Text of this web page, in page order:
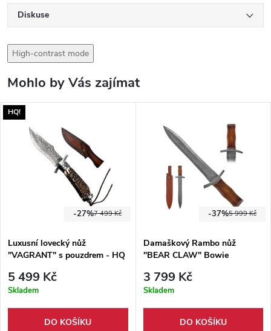
Diskuse
High-contrast mode
Mohlo by Vás zajímat
HQ!
7 499 Kč
-27%
Luxusní lovecký nůž
"VAGRANT" s pouzdrem - HQ
5 499 Kč
Skladem
DO KOŠÍKU
5 999 Kč
-37%
Damaškový Rambo nůž
"BEAR CLAW" Bowie
3 799 Kč
Skladem
DO KOŠÍKU